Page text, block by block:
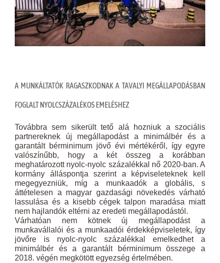
A MUNKÁLTATÓK RAGASZKODNAK A TAVALYI MEGÁLLAPODÁSBAN
FOGLALT NYOLCSZÁZALÉKOS EMELÉSHEZ
Továbbra sem sikerült tető alá hozniuk a szociális
partnereknek új megállapodást a minimálbér és a
garantált bérminimum jövő évi mértékéről, így egyre
valószínűbb, hogy a két összeg a korábban
meghatározott nyolc-nyolc százalékkal nő 2020-ban. A
kormány álláspontja szerint a képviseleteknek kell
megegyezniük, míg a munkaadók a globális, s
áttételesen a magyar gazdasági növekedés várható
lassulása és a kisebb cégek talpon maradása ­miatt
nem hajlandók eltérni az eredeti megállapodástól.
Várhatóan nem kötnek új megállapodást a
munkavállalói és a munkaadói érdekképviseletek, így
jövőre is nyolc-nyolc százalékkal emelkedhet a
minimálbér és a garantált bérminimum összege a
2018. végén megkötött egyez­ség értelmében.